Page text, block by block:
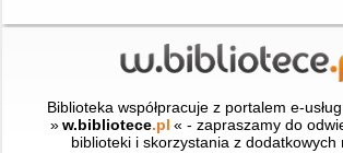
Biblioteka współpracuje z portalem e-
» w.bibliotece.pl « - zapraszamy do
biblioteki i skorzystania z dodatkowych